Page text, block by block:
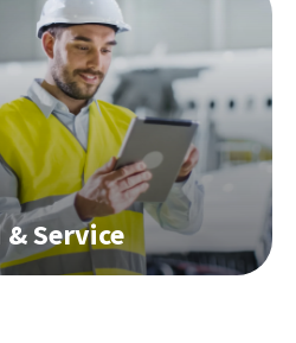
Service